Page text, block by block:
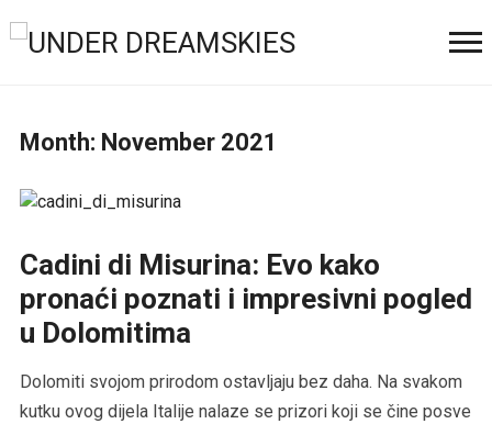
Month: November 2021
Cadini di Misurina: Evo kako
pronaći poznati i impresivni pogled
u Dolomitima
Dolomiti svojom prirodom ostavljaju bez daha. Na svakom
kutku ovog dijela Italije nalaze se prizori koji se čine posve